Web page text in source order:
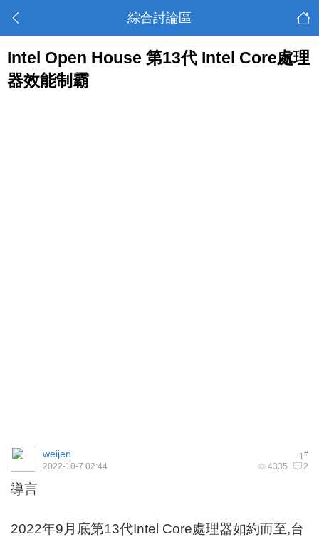
綜合討論區
Intel Open House 第13代 Intel Core處理
器效能制霸
1#
weijen
4335 2
2022-10-7 02:44
導言
2022年9月底第13代Intel Core處理器如約而至,台